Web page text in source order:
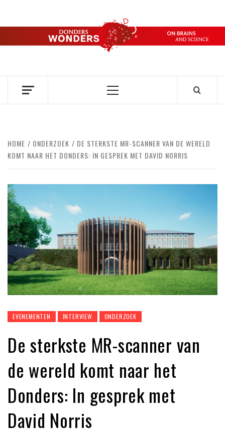
de
DONDERS
OVER HERSENEN EN WETENSCHAP // ON BRAINS AND
Primair
HOME ONDERZOEK
DE STERKSTE MR-SCANNER VAN DE WERELD
KOMT NAAR HET DONDERS: IN GESPREK MET DAVID NORRIS
EVENEMENTEN INTERVIEW ONDERZOEK
De sterkste MR-scanner van
de wereld komt naar het
Donders: In gesprek met
David Norris